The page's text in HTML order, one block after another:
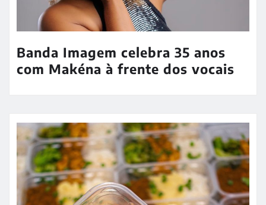
Banda Imagem celebra 35 anos
com Makéna à frente dos vocais